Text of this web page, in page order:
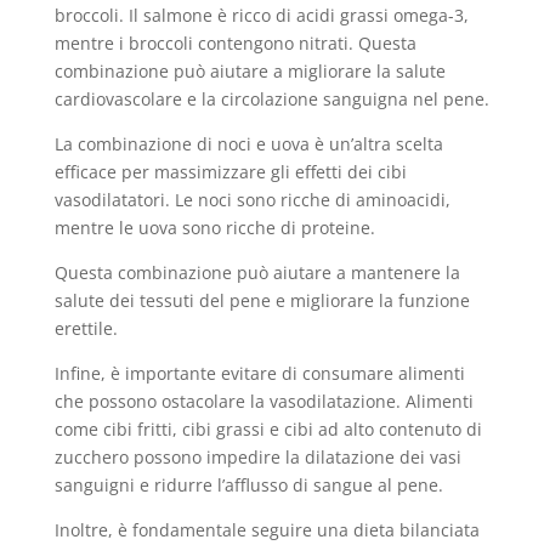
broccoli. Il salmone è ricco di acidi grassi omega-3,
mentre i broccoli contengono nitrati. Questa
combinazione può aiutare a migliorare la salute
cardiovascolare e la circolazione sanguigna nel pene.
La combinazione di noci e uova è un’altra scelta
efficace per massimizzare gli effetti dei cibi
vasodilatatori. Le noci sono ricche di aminoacidi,
mentre le uova sono ricche di proteine.
Questa combinazione può aiutare a mantenere la
salute dei tessuti del pene e migliorare la funzione
erettile.
Infine, è importante evitare di consumare alimenti
che possono ostacolare la vasodilatazione. Alimenti
come cibi fritti, cibi grassi e cibi ad alto contenuto di
zucchero possono impedire la dilatazione dei vasi
sanguigni e ridurre l’afflusso di sangue al pene.
Inoltre, è fondamentale seguire una dieta bilanciata